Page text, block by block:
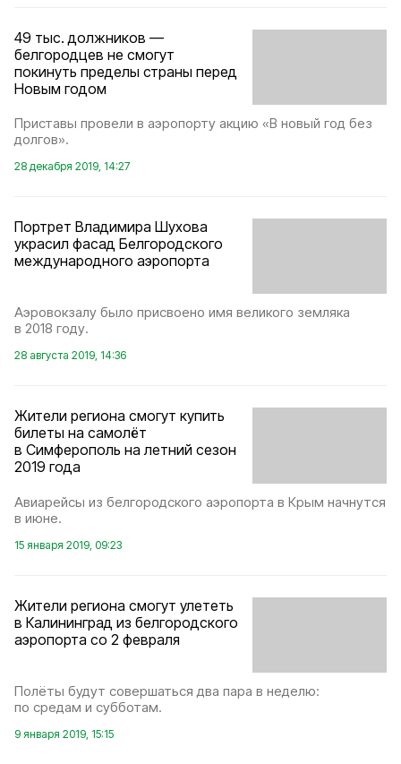
49 тыс. должников —
белгородцев не смогут
покинуть пределы страны перед
Новым годом
Приставы провели в аэропорту акцию «В новый год без
долгов».
28 декабря 2019, 14:27
Портрет Владимира Шухова
украсил фасад Белгородского
международного аэропорта
Аэровокзалу было присвоено имя великого земляка
в 2018 году.
28 августа 2019, 14:36
Жители региона смогут купить
билеты на самолёт
в Симферополь на летний сезон
2019 года
Авиарейсы из белгородского аэропорта в Крым начнутся
в июне.
15 января 2019, 09:23
Жители региона смогут улететь
в Калининград из белгородского
аэропорта со 2 февраля
Полёты будут совершаться два пара в неделю:
по средам и субботам.
9 января 2019, 15:15